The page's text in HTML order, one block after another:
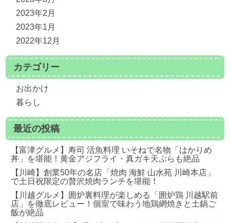
2023年2月
2023年1月
2022年12月
カテゴリー
お出かけ
暮らし
最近の投稿
【富津グルメ】寿司 活魚料理 いそねで名物「はかりめ
丼」を堪能！黄金アジフライ・真ガキ天ぷらも絶品
【川崎】創業50年の名店「焼肉 海鮮 山水苑 川崎本店」
で土日祝限定の贅沢焼肉ランチを堪能！
【川越グルメ】囲炉裏料理が楽しめる「囲炉鶏 川越駅前
店」を徹底レビュー！個室で味わう地鶏網焼きと土鍋ご
飯が絶品